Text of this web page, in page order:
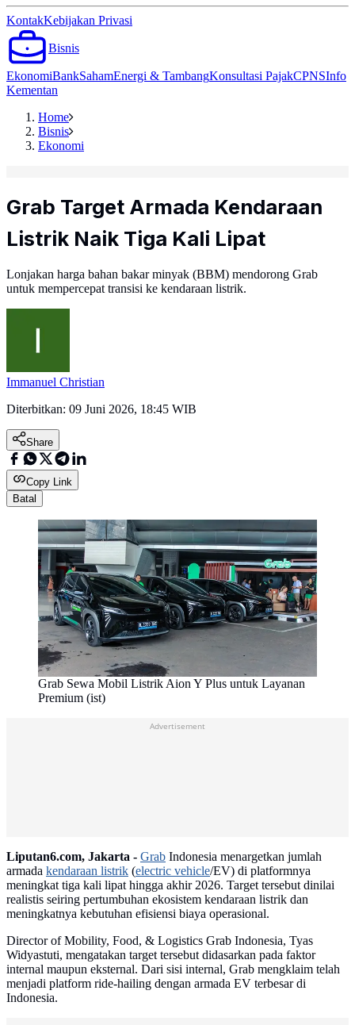
KontakKebijakan Privasi
Bisnis
EkonomiBankSahamEnergi & TambangKonsultasi PajakCPNSInfo
Kementan
Home
Bisnis
Ekonomi
Grab Target Armada Kendaraan
Listrik Naik Tiga Kali Lipat
Lonjakan harga bahan bakar minyak (BBM) mendorong Grab
untuk mempercepat transisi ke kendaraan listrik.
Immanuel Christian
Diterbitkan: 09 Juni 2026, 18:45 WIB
Share
Copy Link
Batal
Grab Sewa Mobil Listrik Aion Y Plus untuk Layanan
Premium (ist)
Advertisement
Liputan6.com, Jakarta - Grab Indonesia menargetkan jumlah
armada kendaraan listrik (electric vehicle/EV) di platformnya
meningkat tiga kali lipat hingga akhir 2026. Target tersebut dinilai
realistis seiring pertumbuhan ekosistem kendaraan listrik dan
meningkatnya kebutuhan efisiensi biaya operasional.
Director of Mobility, Food, & Logistics Grab Indonesia, Tyas
Widyastuti, mengatakan target tersebut didasarkan pada faktor
internal maupun eksternal. Dari sisi internal, Grab mengklaim telah
menjadi platform ride-hailing dengan armada EV terbesar di
Indonesia.